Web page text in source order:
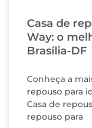
Casa de
Way: o
Brasília-DF
Conheça a
repouso para
Casa de
repouso para